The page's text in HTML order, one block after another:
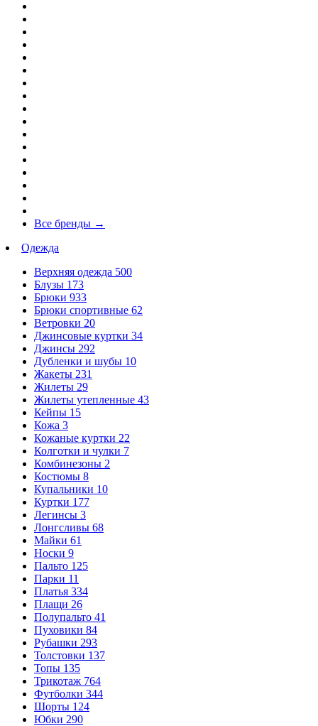
Все бренды →
Одежда
Верхняя одежда 500
Блузы 173
Брюки 933
Брюки спортивные 62
Ветровки 20
Джинсовые куртки 34
Джинсы 292
Дубленки и шубы 10
Жакеты 231
Жилеты 29
Жилеты утепленные 43
Кейпы 15
Кожа 3
Кожаные куртки 22
Колготки и чулки 7
Комбинезоны 2
Костюмы 8
Купальники 10
Куртки 177
Легинсы 3
Лонгсливы 68
Майки 61
Носки 9
Пальто 125
Парки 11
Платья 334
Плащи 26
Полупальто 41
Пуховики 84
Рубашки 293
Толстовки 137
Топы 135
Трикотаж 764
Футболки 344
Шорты 124
Юбки 290